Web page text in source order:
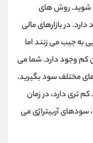
شوید. روش های
در بازارهای مالی
به جیب می زنند اما
کم وجود دارد. شما می
مختلف سود بگیرید.
تری دارد، در زمان
سودهای آربیتراژی می